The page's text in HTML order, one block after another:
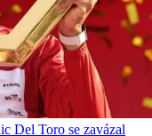
Del Toro se zavázal